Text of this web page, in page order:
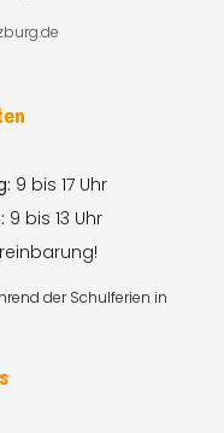
9 bis 17 Uhr
9 bis 13 Uhr
der Schulferien in